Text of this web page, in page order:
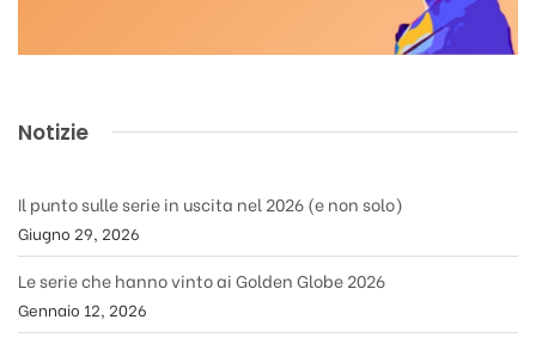
Notizie
Il punto sulle serie in uscita nel 2026 (e non solo)
Giugno 29, 2026
Le serie che hanno vinto ai Golden Globe 2026
Gennaio 12, 2026